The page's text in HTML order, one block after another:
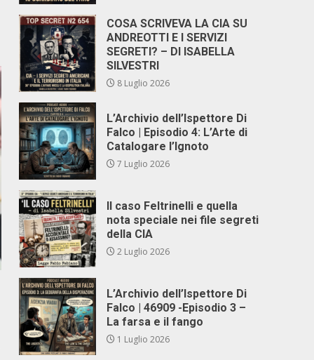
COSA SCRIVEVA LA CIA SU
ANDREOTTI E I SERVIZI
SEGRETI? – DI ISABELLA
SILVESTRI
8 Luglio 2026
L’Archivio dell’Ispettore Di
Falco | Episodio 4: L’Arte di
Catalogare l’Ignoto
7 Luglio 2026
Il caso Feltrinelli e quella
nota speciale nei file segreti
della CIA
2 Luglio 2026
L’Archivio dell’Ispettore Di
Falco | 46909 -Episodio 3 –
La farsa e il fango
1 Luglio 2026